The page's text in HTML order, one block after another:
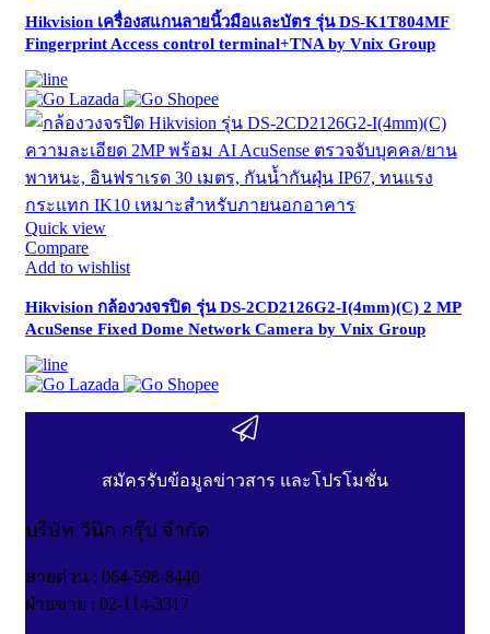
Hikvision เครื่องสแกนลายนิ้วมือและบัตร รุ่น DS-K1T804MF
Fingerprint Access control terminal+TNA by Vnix Group
Quick view
Compare
Add to wishlist
Hikvision กล้องวงจรปิด รุ่น DS-2CD2126G2-I(4mm)(C) 2 MP
AcuSense Fixed Dome Network Camera by Vnix Group
สมัครรับข้อมูลข่าวสาร และโปรโมชั่น
บริษัท วีนิก กรุ๊ป จำกัด
สายด่วน : 064-598-8440
ฝ่ายขาย : 02-114-3317